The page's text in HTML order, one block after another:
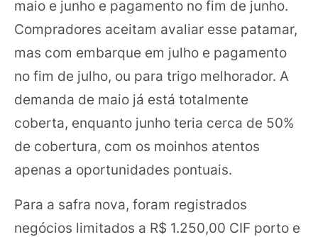
maio e junho e pagamento no fim de junho.
Compradores aceitam avaliar esse patamar,
mas com embarque em julho e pagamento
no fim de julho, ou para trigo melhorador. A
demanda de maio já está totalmente
coberta, enquanto junho teria cerca de 50%
de cobertura, com os moinhos atentos
apenas a oportunidades pontuais.
Para a safra nova, foram registrados
negócios limitados a R$ 1.250,00 CIF porto e